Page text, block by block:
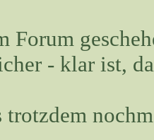
Forum
- klar ist,